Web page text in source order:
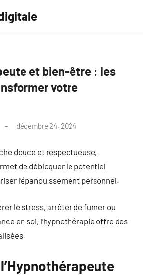
et bien-être : les
votre
décembre 24, 2024
douce et respectueuse,
de débloquer le potentiel
l’épanouissement personnel.
le stress, arrêter de fumer ou
en soi, l’hypnothérapie offre des